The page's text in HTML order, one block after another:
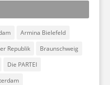
Armina Bielefeld
Republik
Braunschweig
Die PARTEI